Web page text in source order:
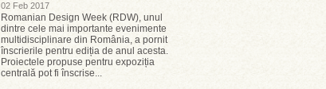
02 Feb 2017
Romanian Design Week (RDW), unul
dintre cele mai importante evenimente
multidisciplinare din România, a pornit
înscrierile pentru ediția de anul acesta.
Proiectele propuse pentru expoziția
centrală pot fi înscrise...